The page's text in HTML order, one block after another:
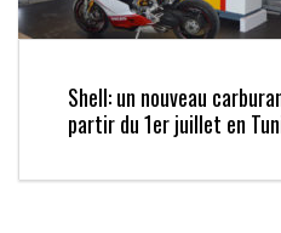
Shell: un nouveau
partir du 1er juillet en